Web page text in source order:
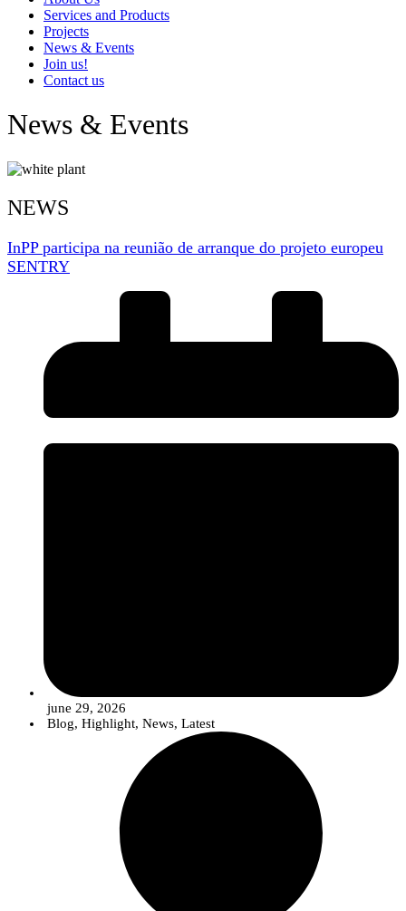
Services and Products
Projects
News & Events
Join us!
Contact us
News & Events
NEWS
InPP participa na reunião de arranque do projeto europeu
SENTRY
june 29, 2026
Blog, Highlight, News, Latest